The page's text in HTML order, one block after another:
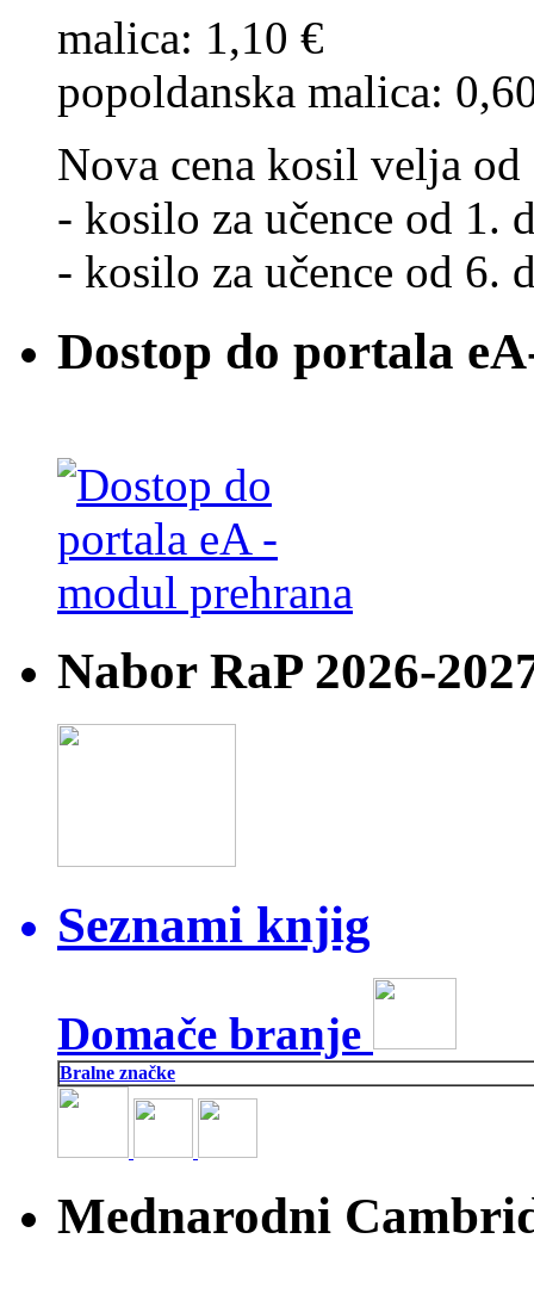
malica: 1,10 €
popoldanska malica:
Nova cena kosil velja
- kosilo za učence od 1.
- kosilo za učence od 6.
Dostop do portala
Nabor RaP 2026-
Seznami knjig
Domače branje
Bralne značke
Mednarodni